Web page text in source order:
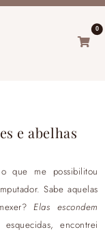
0
e abelhas
que me possibilitou
Sabe aquelas
Elas escondem
encontrei